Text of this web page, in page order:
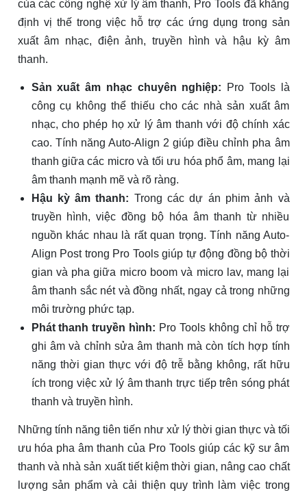
của các công nghệ xử lý âm thanh, Pro Tools đã khẳng
định vị thế trong việc hỗ trợ các ứng dụng trong sản
xuất âm nhạc, điện ảnh, truyền hình và hậu kỳ âm
thanh.
Sản xuất âm nhạc chuyên nghiệp: Pro Tools là
công cụ không thể thiếu cho các nhà sản xuất âm
nhạc, cho phép họ xử lý âm thanh với độ chính xác
cao. Tính năng Auto-Align 2 giúp điều chỉnh pha âm
thanh giữa các micro và tối ưu hóa phổ âm, mang lại
âm thanh mạnh mẽ và rõ ràng.
Hậu kỳ âm thanh: Trong các dự án phim ảnh và
truyền hình, việc đồng bộ hóa âm thanh từ nhiều
nguồn khác nhau là rất quan trọng. Tính năng Auto-
Align Post trong Pro Tools giúp tự động đồng bộ thời
gian và pha giữa micro boom và micro lav, mang lại
âm thanh sắc nét và đồng nhất, ngay cả trong những
môi trường phức tạp.
Phát thanh truyền hình: Pro Tools không chỉ hỗ trợ
ghi âm và chỉnh sửa âm thanh mà còn tích hợp tính
năng thời gian thực với độ trễ bằng không, rất hữu
ích trong việc xử lý âm thanh trực tiếp trên sóng phát
thanh và truyền hình.
Những tính năng tiên tiến như xử lý thời gian thực và tối
ưu hóa pha âm thanh của Pro Tools giúp các kỹ sư âm
thanh và nhà sản xuất tiết kiệm thời gian, nâng cao chất
lượng sản phẩm và cải thiện quy trình làm việc trong